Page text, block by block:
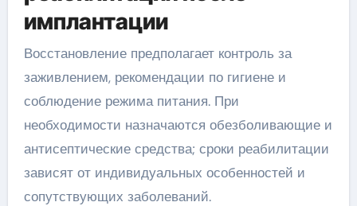
имплантации
Восстановление предполагает контроль за
заживлением, рекомендации по гигиене и
соблюдение режима питания. При
необходимости назначаются обезболивающие и
антисептические средства; сроки реабилитации
зависят от индивидуальных особенностей и
сопутствующих заболеваний.